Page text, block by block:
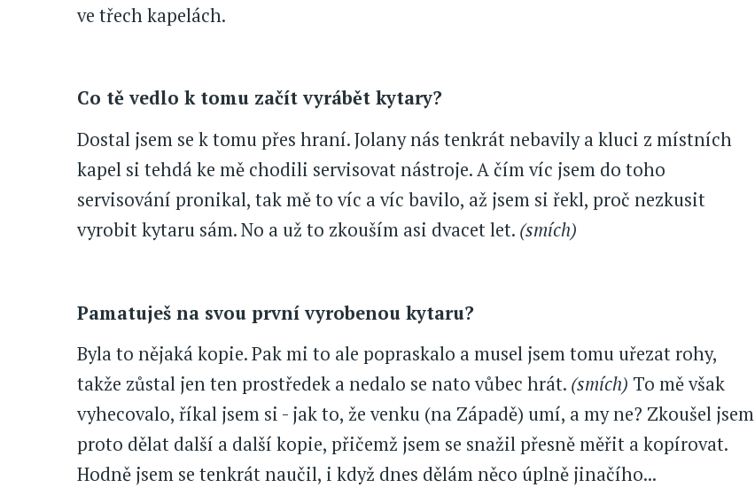
ve třech kapelách.
Co tě vedlo k tomu začít vyrábět kytary?
Dostal jsem se k tomu přes hraní. Jolany nás tenkrát nebavily a kluci z místních
kapel si tehdá ke mě chodili servisovat nástroje. A čím víc jsem do toho
servisování pronikal, tak mě to víc a víc bavilo, až jsem si řekl, proč nezkusit
vyrobit kytaru sám. No a už to zkouším asi dvacet let. (smích)
Pamatuješ na svou první vyrobenou kytaru?
Byla to nějaká kopie. Pak mi to ale popraskalo a musel jsem tomu uřezat rohy,
takže zůstal jen ten prostředek a nedalo se nato vůbec hrát. (smích) To mě však
vyhecovalo, říkal jsem si - jak to, že venku (na Západě) umí, a my ne? Zkoušel jsem
proto dělat další a další kopie, přičemž jsem se snažil přesně měřit a kopírovat.
Hodně jsem se tenkrát naučil, i když dnes dělám něco úplně jinačího...